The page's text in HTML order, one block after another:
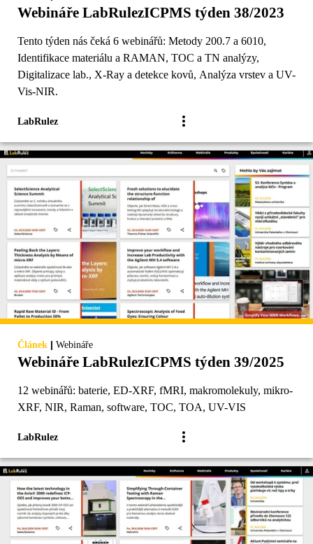
Webináře LabRulezICPMS týden 38/2023
Tento týden nás čeká 6 webinářů: Metody 200.7 a 6010,
Identifikace materiálu a RAMAN, TOC a TN analýzy,
Digitalizace lab., X-Ray a detekce kovů, Analýza vrstev a UV-
Vis-NIR.
LabRulez
Článek | Webináře
Webináře LabRulezICPMS týden 39/2025
12 webinářů: baterie, ED-XRF, fMRI, makromolekuly, mikro-
XRF, NIR, Raman, software, TOC, TOA, UV-VIS
LabRulez